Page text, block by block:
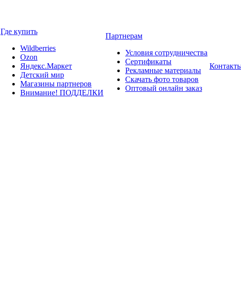
Где купить
Wildberries
Ozon
Яндекс.Маркет
Детский мир
Магазины партнеров
Внимание! ПОДДЕЛКИ
Партнерам
Условия сотрудничества
Сертификаты
Рекламные материалы
Скачать фото товаров
Оптовый онлайн заказ